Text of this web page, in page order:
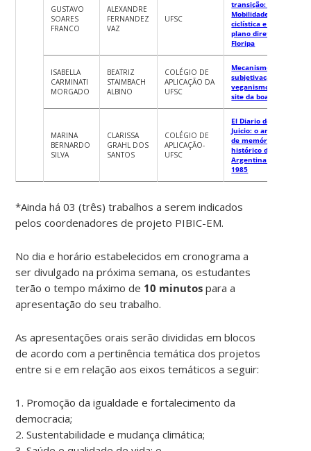
GUSTAVO
SOARES
FRANCO
ALEXANDRE
FERNANDEZ
VAZ
UFSC
transição: A
Mobilidade
ciclística e o
plano diretor de
Floripa
ISABELLA
CARMINATI
MORGADO
BEATRIZ
STAIMBACH
ALBINO
COLÉGIO DE
APLICAÇÃO DA
UFSC
Mecanismos de
subjetivação: o
veganismo no
site da boa forma
MARINA
BERNARDO
SILVA
CLARISSA
GRAHL DOS
SANTOS
COLÉGIO DE
APLICAÇÃO-
UFSC
El Diario del
Juicio: o arquivo
de memória
histórico da
Argentina em
1985
*Ainda há 03 (três) trabalhos a serem indicados
pelos coordenadores de projeto PIBIC-EM.
No dia e horário estabelecidos em cronograma a
ser divulgado na próxima semana, os estudantes
terão o tempo máximo de 10 minutos para a
apresentação do seu trabalho.
As apresentações orais serão divididas em blocos
de acordo com a pertinência temática dos projetos
entre si e em relação aos eixos temáticos a seguir:
1. Promoção da igualdade e fortalecimento da
democracia;
2. Sustentabilidade e mudança climática;